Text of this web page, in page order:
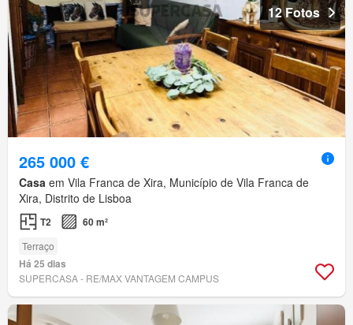
12 Fotos
265 000 €
Casa em Vila Franca de Xira, Município de Vila Franca de
Xira, Distrito de Lisboa
T2 60 m²
Terraço
Há 25 dias
SUPERCASA - RE/MAX VANTAGEM CAMPUS